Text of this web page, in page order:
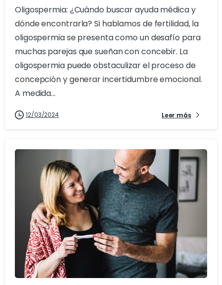
Oligospermia: ¿Cuándo buscar ayuda médica y
dónde encontrarla? Si hablamos de fertilidad, la
oligospermia se presenta como un desafío para
muchas parejas que sueñan con concebir. La
oligospermia puede obstaculizar el proceso de
concepción y generar incertidumbre emocional.
A medida...
12/03/2024 Leer más
0